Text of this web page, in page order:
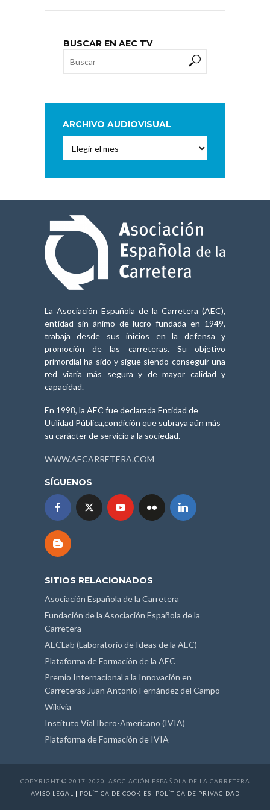
BUSCAR EN AEC TV
ARCHIVO AUDIOVISUAL
Audiovisual
La Asociación Española de la Carretera (AEC),
entidad sin ánimo de lucro fundada en 1949,
trabaja desde sus inicios en la defensa y
promoción de las carreteras. Su objetivo
primordial ha sido y sigue siendo conseguir una
red viaria más segura y de mayor calidad y
capacidad.
En 1998, la AEC fue declarada Entidad de
Utilidad Pública,condición que subraya aún más
su carácter de servicio a la sociedad.
WWW.AECARRETERA.COM
SÍGUENOS
SITIOS RELACIONADOS
Asociación Española de la Carretera
Fundación de la Asociación Española de la
Carretera
AECLab (Laboratorio de Ideas de la AEC)
Plataforma de Formación de la AEC
Premio Internacional a la Innovación en
Carreteras Juan Antonio Fernández del Campo
Wikivia
Instituto Vial Ibero-Americano (IVIA)
Plataforma de Formación de IVIA
COPYRIGHT © 2017-2020. ASOCIACIÓN ESPAÑOLA DE LA CARRETERA
AVISO LEGAL
| POLÍTICA DE COOKIES | POLÍTICA DE PRIVACIDAD